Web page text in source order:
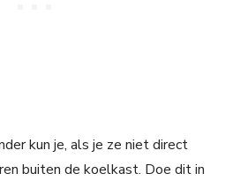
kun je, als je ze niet direct
buiten de koelkast. Doe dit in